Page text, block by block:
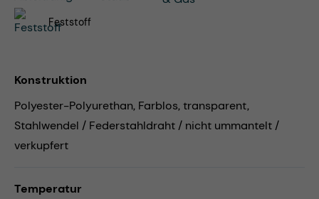
Feststoff
Konstruktion
Polyester-Polyurethan, Farblos, transparent,
Stahlwendel / Federstahldraht / nicht ummantelt /
verkupfert
Temperatur